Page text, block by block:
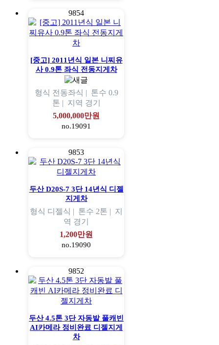
9854
[중고] 2011년식 일본 니찌유
사 0.9톤 좌식 전동지게차
형식 전동좌식 | 톤수 0.9
톤 | 지역 경기
5,000,000만원
no.19091
9853
두산 D20S-7 3단 14년식 디젤
지게차
형식 디젤식 | 톤수 2톤 | 지
역 경기
1,200만원
no.19090
9852
두산 4.5톤 3단 자동발 풀캐빈
AI카메라 정비완료 디젤지게
차